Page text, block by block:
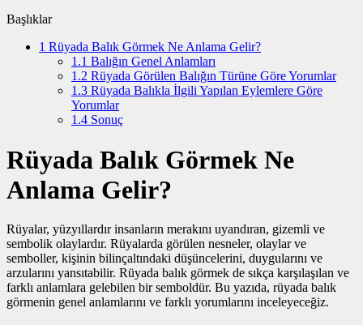
Başlıklar
1 Rüyada Balık Görmek Ne Anlama Gelir?
1.1 Balığın Genel Anlamları
1.2 Rüyada Görülen Balığın Türüne Göre Yorumlar
1.3 Rüyada Balıkla İlgili Yapılan Eylemlere Göre
Yorumlar
1.4 Sonuç
Rüyada Balık Görmek Ne
Anlama Gelir?
Rüyalar, yüzyıllardır insanların merakını uyandıran, gizemli ve
sembolik olaylardır. Rüyalarda görülen nesneler, olaylar ve
semboller, kişinin bilinçaltındaki düşüncelerini, duygularını ve
arzularını yansıtabilir. Rüyada balık görmek de sıkça karşılaşılan ve
farklı anlamlara gelebilen bir semboldür. Bu yazıda, rüyada balık
görmenin genel anlamlarını ve farklı yorumlarını inceleyeceğiz.